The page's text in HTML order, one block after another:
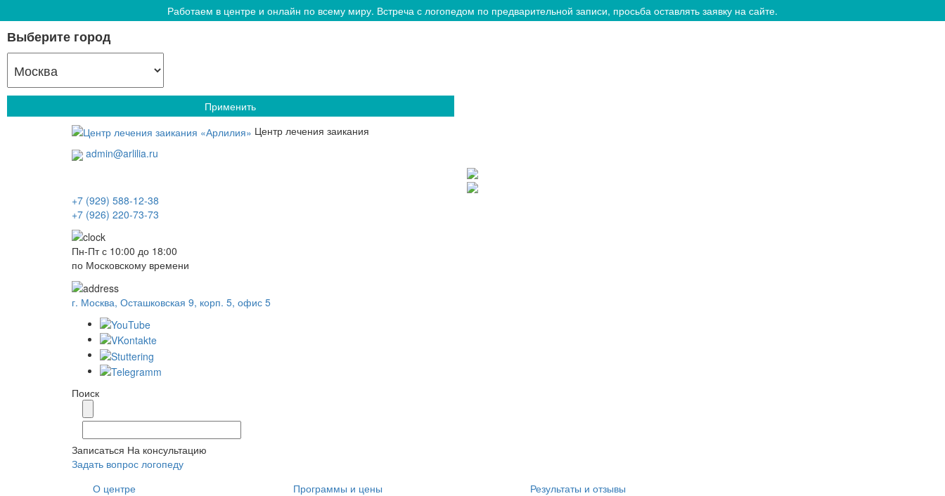
Работаем в центре и онлайн по всему миру. Встреча с логопедом по предварительной записи, просьба оставлять заявку на сайте.
Выберите город
Применить
Центр лечения заикания
admin@arlilia.ru
+7 (929) 588-12-38
+7 (926) 220-73-73
Пн-Пт с 10:00 до 18:00
по Московскому времени
г. Москва, Осташковская 9, корп. 5, офис 5
Поиск
Записаться На консультацию
Задать вопрос логопеду
О центре
Программы и цены Результаты и отзывы